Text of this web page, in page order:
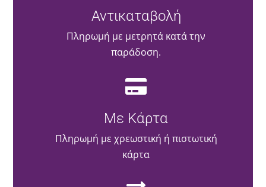
Αντικαταβολή
Πληρωμή με μετρητά κατά την
παράδοση.
Με Κάρτα
Πληρωμή με χρεωστική ή πιστωτική
κάρτα